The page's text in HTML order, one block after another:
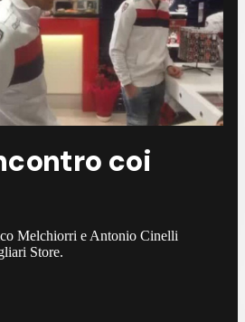
coi
Melchiorri e Antonio Cinelli
Store.